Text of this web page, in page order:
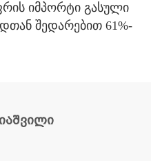
იმპორტი გასული
შედარებით 61%-